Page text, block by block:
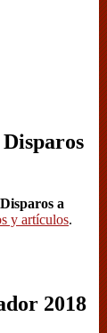
a
y artículos.
2018